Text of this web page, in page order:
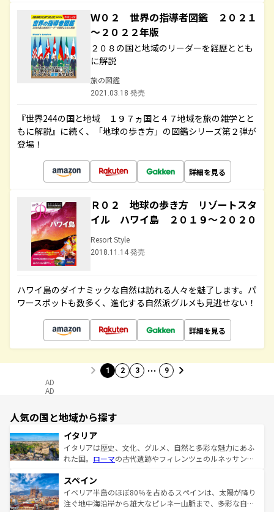
Ｗ０２ 世界の指導者図鑑 ２０２１
～２０２２年版
２０８の国と地域のリーダーを経歴ととも
に解説
旅の図鑑
2021.03.18 発売
『世界244の国と地域 １９７ヵ国と４７地域を旅の雑学とと
もに解説』に続く、「地球の歩き方」の図鑑シリーズ第２弾が
登場！
詳細を見る
Ｒ０２ 地球の歩き方 リゾートスタ
イル ハワイ島 ２０１９～２０２０
Resort Style
2018.11.14 発売
ハワイ島のダイナミックな自然は訪れる人々を魅了します。パ
ワースポットも数多く、進化する自然派グルメも見逃せない！
詳細を見る
1 2 3 … 9
AD
AD
人気の国と地域から探す
イタリア
イタリアは歴史、文化、グルメ、自然と多彩な魅力にあふ
れた国。 ローマの古代遺跡やフィレンツェのルネッサンス
ろん、トスカーナの美しい田園風景やアマルフィ海岸の絶
景など、自然景観も見逃せない。観光の合間には、本場の
ピザやパスタなど、絶品のイタリア料理を堪能することも
スペイン
イベリア半島のほぼ80％を占めるスペインは、太陽が降り
注ぐ地中海沿岸から雄大なピレネー山脈まで、多彩な自然